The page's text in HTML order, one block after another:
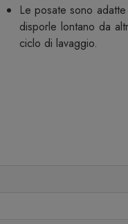
Le posate sono
disporle lontano da
ciclo di lavaggio.